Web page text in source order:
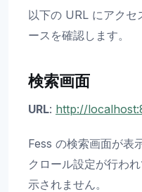
以下の URL にアクセ
ースを確認します。
検索画面
URL: http://
Fess の検索画面が表
クロール設定が行わ
示されません。